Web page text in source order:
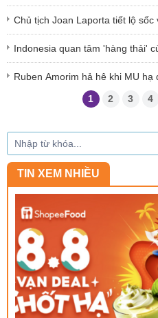
Chủ tịch Joan Laporta tiết lộ sốc
Indonesia quan tâm 'hàng thải'
Ruben Amorim hả hê khi MU hạ
1 2 3 4
TIN XEM NHIỀU